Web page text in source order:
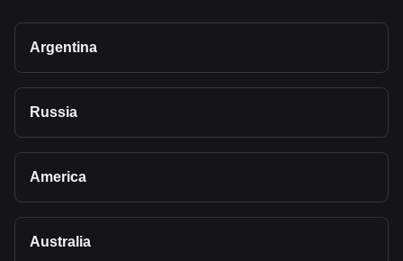
Argentina
Russia
America
Australia